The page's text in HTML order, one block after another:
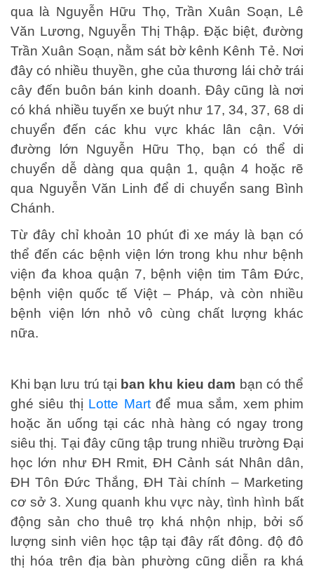
qua là Nguyễn Hữu Thọ, Trần Xuân Soạn, Lê
Văn Lương, Nguyễn Thị Thập. Đặc biệt, đường
Trần Xuân Soạn, nằm sát bờ kênh Kênh Tẻ. Nơi
đây có nhiều thuyền, ghe của thương lái chở trái
cây đến buôn bán kinh doanh. Đây cũng là nơi
có khá nhiều tuyến xe buýt như 17, 34, 37, 68 di
chuyển đến các khu vực khác lân cận. Với
đường lớn Nguyễn Hữu Thọ, bạn có thể di
chuyển dễ dàng qua quận 1, quận 4 hoặc rẽ
qua Nguyễn Văn Linh để di chuyển sang Bình
Chánh.
Từ đây chỉ khoản 10 phút đi xe máy là bạn có
thể đến các bệnh viện lớn trong khu như bệnh
viện đa khoa quận 7, bệnh viện tim Tâm Đức,
bệnh viện quốc tế Việt – Pháp, và còn nhiều
bệnh viện lớn nhỏ vô cùng chất lượng khác
nữa.
Khi bạn lưu trú tại ban khu kieu dam bạn có thể
ghé siêu thị Lotte Martđể mua sắm, xem phim
hoặc ăn uống tại các nhà hàng có ngay trong
siêu thị. Tại đây cũng tập trung nhiều trường Đại
học lớn như ĐH Rmit, ĐH Cảnh sát Nhân dân,
ĐH Tôn Đức Thắng, ĐH Tài chính – Marketing
cơ sở 3. Xung quanh khu vực này, tình hình bất
động sản cho thuê trọ khá nhộn nhịp, bởi số
lượng sinh viên học tập tại đây rất đông. độ đô
thị hóa trên địa bàn phường cũng diễn ra khá